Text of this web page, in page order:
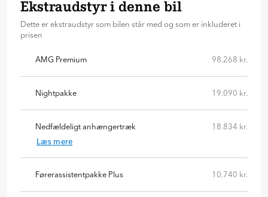
Ekstraudstyr i denne bil
Dette er ekstraudstyr som bilen står med og som er inkluderet i
prisen
AMG Premium 98.268 kr.
Nightpakke 19.090 kr.
Nedfældeligt anhængertræk
Læs mere
18.834 kr.
Førerassistentpakke Plus 10.740 kr.